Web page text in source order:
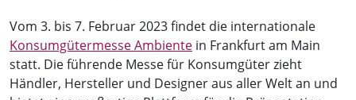
Vom 3. bis 7. Februar 2023 findet die internationale
Konsumgütermesse Ambiente in Frankfurt am Main
statt. Die führende Messe für Konsumgüter zieht
Händler, Hersteller und Designer aus aller Welt an und